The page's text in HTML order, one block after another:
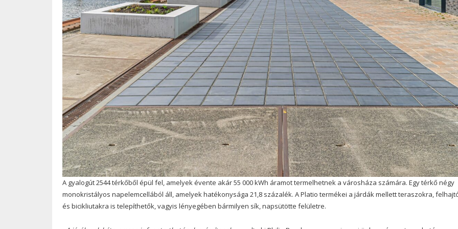
A gyalogút 2544 térkőből épül fel, amelyek évente akár 55 000 kWh áramot termelhetnek a városháza számára. Egy térkő négy
monokristályos napelemcellából áll, amelyek hatékonysága 21,8 százalék. A Platio termékei a járdák mellett teraszokra,
és bicikliutakra is telepíthetők, vagyis lényegében bármilyen sík, napsütötte felületre.